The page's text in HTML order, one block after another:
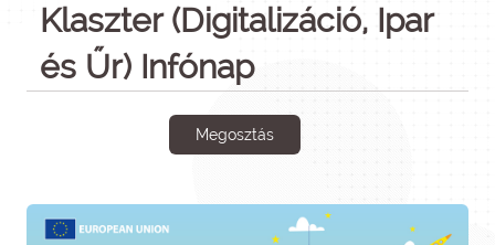
Klaszter (Digitalizáció, Ipar
és Űr) Infónap
Megosztás